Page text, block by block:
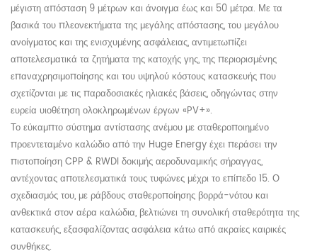
μέγιστη απόσταση 9 μέτρων και άνοιγμα έως και 50 μέτρα. Με τα
βασικά του πλεονεκτήματα της μεγάλης απόστασης, του μεγάλου
ανοίγματος και της ενισχυμένης ασφάλειας, αντιμετωπίζει
αποτελεσματικά τα ζητήματα της κατοχής γης, της περιορισμένης
επαναχρησιμοποίησης και του υψηλού κόστους κατασκευής που
σχετίζονται με τις παραδοσιακές ηλιακές βάσεις, οδηγώντας στην
ευρεία υιοθέτηση ολοκληρωμένων έργων «PV+».
Το εύκαμπτο σύστημα αντίστασης ανέμου με σταθεροποιημένο
προεντεταμένο καλώδιο από την Huge Energy έχει περάσει την
πιστοποίηση CPP & RWDI δοκιμής αεροδυναμικής σήραγγας,
αντέχοντας αποτελεσματικά τους τυφώνες μέχρι το επίπεδο 15. Ο
σχεδιασμός του, με ράβδους σταθεροποίησης βορρά-νότου και
ανθεκτικά στον αέρα καλώδια, βελτιώνει τη συνολική σταθερότητα της
κατασκευής, εξασφαλίζοντας ασφάλεια κάτω από ακραίες καιρικές
συνθήκες.